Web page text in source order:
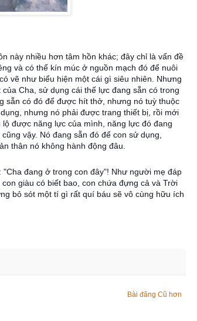
này nhiều hơn tâm hồn khác; đây chỉ là vấn đề
và có thể kín múc ở nguồn mạch đó để nuôi
vẽ như biểu hiện một cái gì siêu nhiên. Nhưng
Cha, sử dụng cái thế lực đang sẵn có trong
sẵn có đó để được hít thở, nhưng nó tuỳ thuộc
nhưng nó phải được trang thiết bị, rồi mới
được năng lực của mình, năng lực đó đang
vậy. Nó đang sẵn đó để con sử dụng,
thân nó không hành động đâu.
đang ở trong con đây"! Như người mẹ đáp
giàu có biết bao, con chứa đựng cả và Trời
bỏ sót một tí gì rất quí báu sẽ vô cùng hữu ích
Bài đăng Cũ hơn